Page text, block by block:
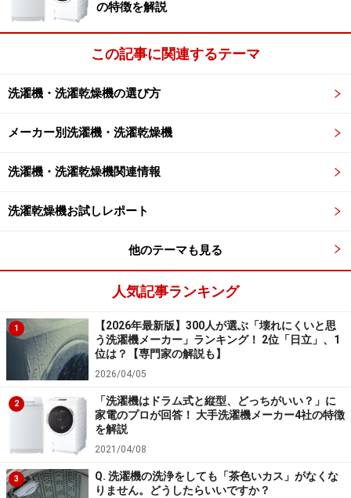
の特徴を解説
この記事に関連するテーマ
洗濯機・洗濯乾燥機の選び方
メーカー別洗濯機・洗濯乾燥機
洗濯機・洗濯乾燥機関連情報
洗濯乾燥機お試しレポート
他のテーマも見る
人気記事ランキング
1
【2026年最新版】300人が選ぶ「壊れにくいと思
う洗濯機メーカー」ランキング！ 2位「日立」、1
位は？【専門家の解説も】
2026/04/05
2
「洗濯機はドラム式と縦型、どっちがいい？」に
家電のプロが回答！ 大手洗濯機メーカー4社の特徴
を解説
2021/04/08
3
Q. 洗濯機の洗浄をしても「茶色いカス」がなくな
りません。どうしたらいいですか？